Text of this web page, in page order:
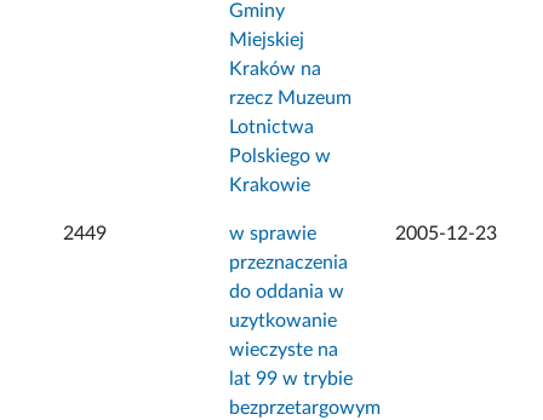
Gminy
Miejskiej
Kraków na
rzecz Muzeum
Lotnictwa
Polskiego w
Krakowie
2449
w sprawie
przeznaczenia
do oddania w
uzytkowanie
wieczyste na
lat 99 w trybie
bezprzetargowym
2005-12-23